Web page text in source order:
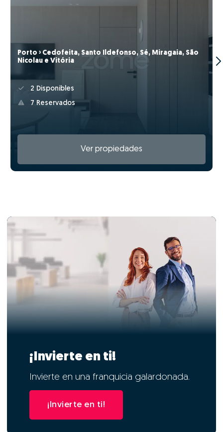
Porto › Cedofeita, Santo Ildefonso, Sé, Miragaia, São
Nicolau e Vitória
2 Disponibles
7 Reservados
Ver propiedades
¡Invierte en ti!
Invierte en una franquicia galardonada.
¡Invierte en ti!